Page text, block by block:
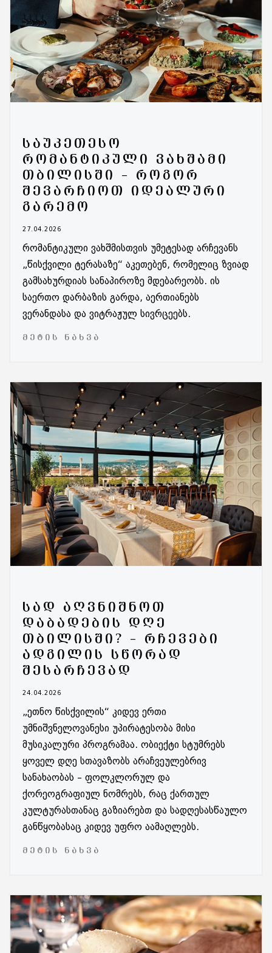
ᲡᲐᲣᲙᲔᲗᲔᲡᲝ
ᲠᲝᲛᲐᲜᲢᲘᲙᲣᲚᲘ ᲕᲐᲮᲨᲐᲛᲘ
ᲗᲑᲘᲚᲘᲡᲨᲘ – ᲠᲝᲒᲝᲠ
ᲨᲔᲕᲐᲠᲩᲘᲝᲗ ᲘᲓᲔᲐᲚᲣᲠᲘ
ᲒᲐᲠᲔᲛᲝ
27.04.2026
რომანტიკული ვახშმისთვის უმეტესად არჩევანს
„წისქვილი ტერასაზე“ აკეთებენ, რომელიც ზვიად
გამსახურდიას სანაპიროზე მდებარეობს. ის
საერთო დარბაზის გარდა, აერთიანებს
ვერანდასა და ვიტრაჟულ სივრცეებს.
ᲛᲔᲢᲘᲡ ᲜᲐᲮᲕᲐ
ᲡᲐᲓ ᲐᲦᲕᲜᲘᲨᲜᲝᲗ
ᲓᲐᲑᲐᲓᲔᲑᲘᲡ ᲓᲦᲔ
ᲗᲑᲘᲚᲘᲡᲨᲘ? – ᲠᲩᲔᲕᲔᲑᲘ
ᲐᲓᲒᲘᲚᲘᲡ ᲡᲬᲝᲠᲐᲓ
ᲨᲔᲡᲐᲠᲩᲔᲕᲐᲓ
24.04.2026
„ეთნო წისქვილის“ კიდევ ერთი
უმნიშვნელოვანესი უპირატესობა მისი
მუსიკალური პროგრამაა. ობიექტი სტუმრებს
ყოველ დღე სთავაზობს არაჩვეულებრივ
სანახაობას – ფოლკლორულ და
ქორეოგრაფიულ ნომრებს, რაც ქართულ
კულტურასთანაც გაზიარებთ და სადღესასწაულო
განწყობასაც კიდევ უფრო აამაღლებს.
ᲛᲔᲢᲘᲡ ᲜᲐᲮᲕᲐ